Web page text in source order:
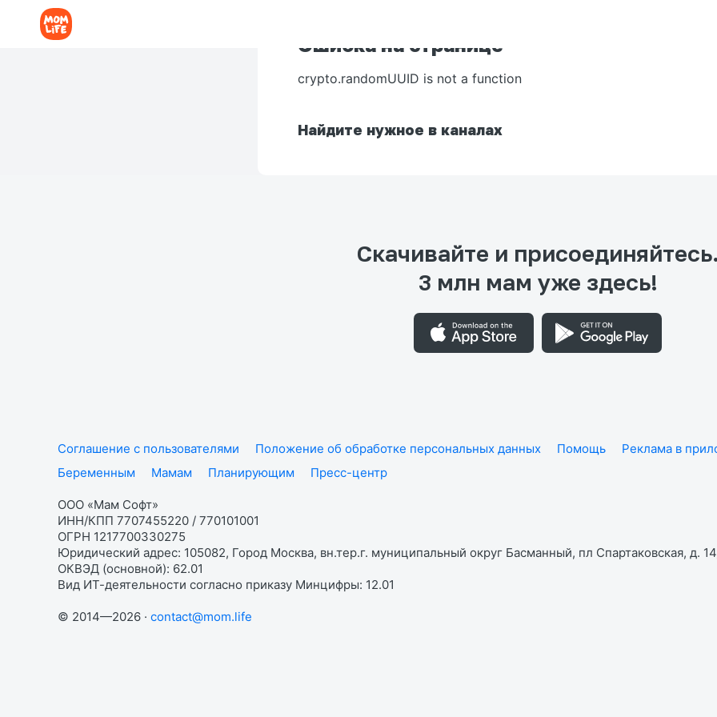
Ошибка на странице
crypto.randomUUID is not a function
Найдите нужное в каналах
Скачивайте и присоединяйтесь.
3 млн мам уже здесь!
Соглашение с пользователями Положение об обработке персональных данных Помощь Реклама в
Беременным
Мамам Планирующим Пресс-центр
ООО «Мам Софт»
ИНН/КПП 7707455220 / 770101001
ОГРН 1217700330275
Юридический адрес: 105082, Город Москва, вн.тер.г. муниципальный округ Басманный, пл Спартаковская, д.
ОКВЭД (основной): 62.01
Вид ИТ-деятельности согласно приказу Минцифры: 12.01
© 2014—2026 · contact@mom.life